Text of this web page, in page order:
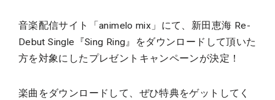
音楽配信サイト「animelo mix」にて、新田恵海 Re-
Debut Single『Sing Ring』をダウンロードして頂いた
方を対象にしたプレゼントキャンペーンが決定！
楽曲をダウンロードして、ぜひ特典をゲットしてく